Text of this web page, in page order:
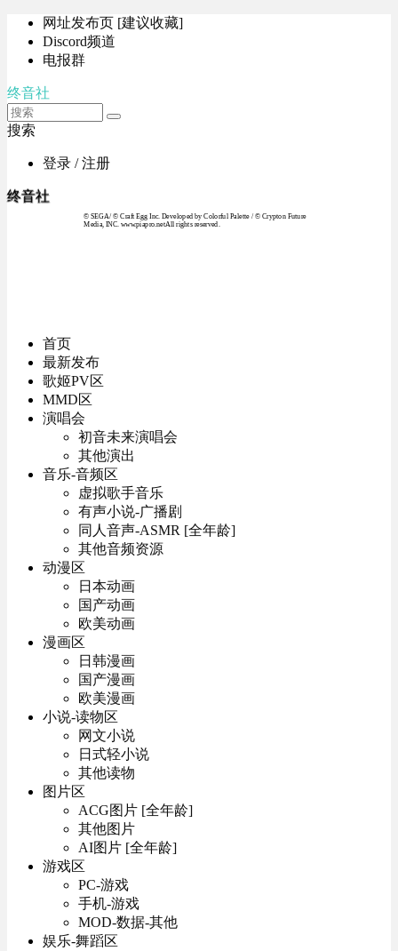
网址发布页 [建议收藏]
Discord频道
电报群
终音社
搜索
登录 / 注册
终音社
© SEGA / © Craft Egg Inc. Developed by Colorful Palette / © Crypton Future
Media, INC. www.piapro.netAll rights reserved.
首页
最新发布
歌姬PV区
MMD区
演唱会
初音未来演唱会
其他演出
音乐-音频区
虚拟歌手音乐
有声小说-广播剧
同人音声-ASMR [全年龄]
其他音频资源
动漫区
日本动画
国产动画
欧美动画
漫画区
日韩漫画
国产漫画
欧美漫画
小说-读物区
网文小说
日式轻小说
其他读物
图片区
ACG图片 [全年龄]
其他图片
AI图片 [全年龄]
游戏区
PC-游戏
手机-游戏
MOD-数据-其他
娱乐-舞蹈区